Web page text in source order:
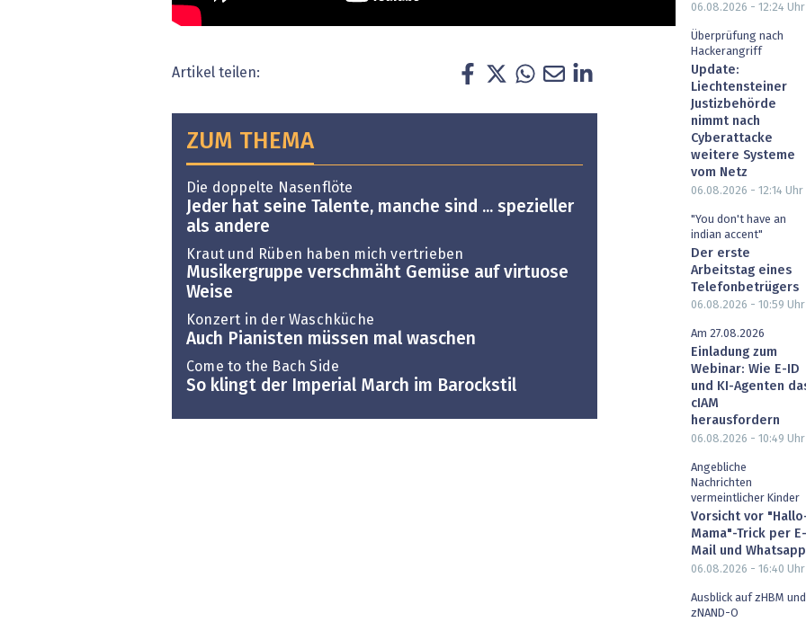
Artikel teilen:
ZUM THEMA
Die doppelte Nasenflöte
Jeder hat seine Talente, manche sind ... spezieller
als andere
Kraut und Rüben haben mich vertrieben
Musikergruppe verschmäht Gemüse auf virtuose
Weise
Konzert in der Waschküche
Auch Pianisten müssen mal waschen
Come to the Bach Side
So klingt der Imperial March im Barockstil
06.08.2026 - 12:24 Uhr
Überprüfung nach
Hackerangriff
Update:
Liechtensteiner
Justizbehörde
nimmt nach
Cyberattacke
weitere Systeme
vom Netz
06.08.2026 - 12:14 Uhr
"You don't have an
indian accent"
Der erste
Arbeitstag eines
Telefonbetrügers
06.08.2026 - 10:59 Uhr
Am 27.08.2026
Einladung zum
Webinar: Wie E-ID
und KI-Agenten
cIAM
herausfordern
06.08.2026 - 10:49 Uhr
Angebliche
Nachrichten
vermeintlicher Kinder
Vorsicht vor
Mama"-Trick per E-
Mail und Whatsapp
06.08.2026 - 16:40 Uhr
Ausblick auf zHBM und
zNAND-O